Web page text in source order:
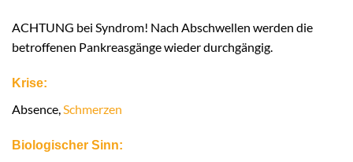
ACHTUNG bei Syndrom! Nach Abschwellen werden die
betroffenen Pankreasgänge wieder durchgängig.
Krise:
Absence, Schmerzen
Biologischer Sinn: